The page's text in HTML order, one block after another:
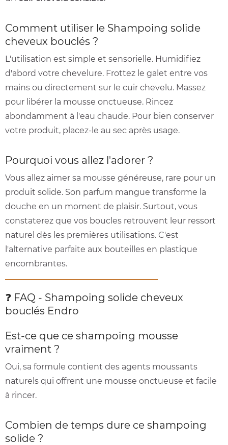
Comment utiliser le Shampoing solide
cheveux bouclés ?
L'utilisation est simple et sensorielle. Humidifiez
d'abord votre chevelure. Frottez le galet entre vos
mains ou directement sur le cuir chevelu. Massez
pour libérer la mousse onctueuse. Rincez
abondamment à l'eau chaude. Pour bien conserver
votre produit, placez-le au sec après usage.
Pourquoi vous allez l'adorer ?
Vous allez aimer sa mousse généreuse, rare pour un
produit solide. Son parfum mangue transforme la
douche en un moment de plaisir. Surtout, vous
constaterez que vos boucles retrouvent leur ressort
naturel dès les premières utilisations. C'est
l'alternative parfaite aux bouteilles en plastique
encombrantes.
❓ FAQ - Shampoing solide cheveux
bouclés Endro
Est-ce que ce shampoing mousse
vraiment ?
Oui, sa formule contient des agents moussants
naturels qui offrent une mousse onctueuse et facile
à rincer.
Combien de temps dure ce shampoing
solide ?